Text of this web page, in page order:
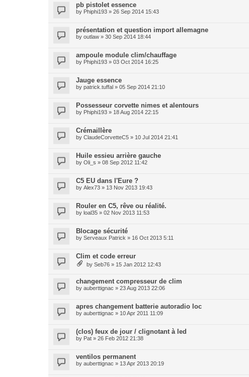
pb pistolet essence
by Phiphi193 » 26 Sep 2014 15:43
présentation et question import allemagne
by outlaw » 30 Sep 2014 18:44
ampoule module clim/chauffage
by Phiphi193 » 03 Oct 2014 16:25
Jauge essence
by patrick.tuffal » 05 Sep 2014 21:10
Possesseur corvette nimes et alentours
by Phiphi193 » 18 Aug 2014 22:15
Crémaillère
by ClaudeCorvetteC5 » 10 Jul 2014 21:41
Huile essieu arrière gauche
by Oli_s » 08 Sep 2012 11:42
C5 EU dans l'Eure ?
by Alex73 » 13 Nov 2013 19:43
Rouler en C5, rêve ou réalité.
by loal35 » 02 Nov 2013 11:53
Blocage sécurité
by Serveaux Patrick » 16 Oct 2013 5:11
Clim et code erreur
by Seb76 » 15 Jan 2012 12:43
changement compresseur de clim
by auberttignac » 23 Aug 2013 22:06
apres changement batterie autoradio loc
by auberttignac » 10 Apr 2011 11:09
(clos) feux de jour / clignotant à led
by Pat » 26 Feb 2012 21:38
ventilos permanent
by auberttignac » 13 Apr 2013 20:19